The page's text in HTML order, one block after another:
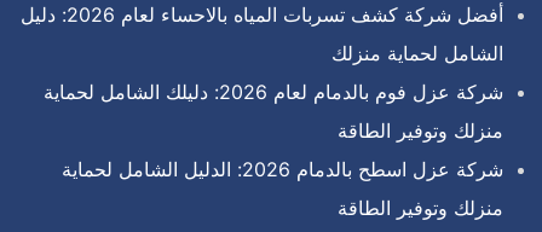
أفضل شركة كشف تسربات المياه بالاحساء لعام 2026: دليل
الشامل لحماية منزلك
شركة عزل فوم بالدمام لعام 2026: دليلك الشامل لحماية
منزلك وتوفير الطاقة
شركة عزل اسطح بالدمام 2026: الدليل الشامل لحماية
منزلك وتوفير الطاقة